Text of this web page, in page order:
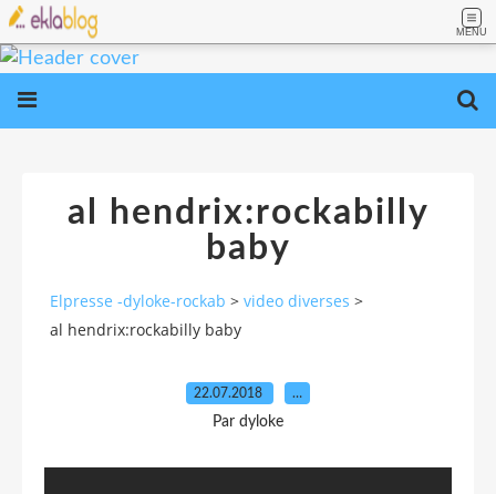
MENU
al hendrix:rockabilly
baby
Elpresse -dyloke-rockab > video diverses >
al hendrix:rockabilly baby
22.07.2018 …
Par dyloke